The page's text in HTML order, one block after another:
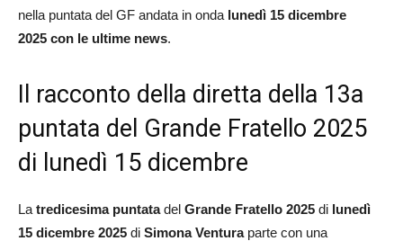
nella puntata del GF andata in onda lunedì 15 dicembre
2025 con le ultime news.
Il racconto della diretta della 13a
puntata del Grande Fratello 2025
di lunedì 15 dicembre
La tredicesima puntatadel Grande Fratello 2025 di lunedì
15 dicembre 2025 di Simona Ventura parte con una